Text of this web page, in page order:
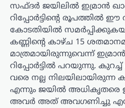
സഫ്ദർ ജയിലിൽ ഇമ്രാൻ
റിപ്പോർട്ടിന്റെ രൂപത്തിൽ
കോടതിയിൽ
കണ്ണിന്റെ കാഴ്ച 15
മാത്രമായിരുന്നുവെന്ന്
റിപ്പോർട്ടിൽ പറയുന്നു.
വരെ നല്ല നിലയിലായിരുന്ന
എന്നും ജയിൽ അധികൃതരെ
അവർ അത് അവഗണിച്ചു